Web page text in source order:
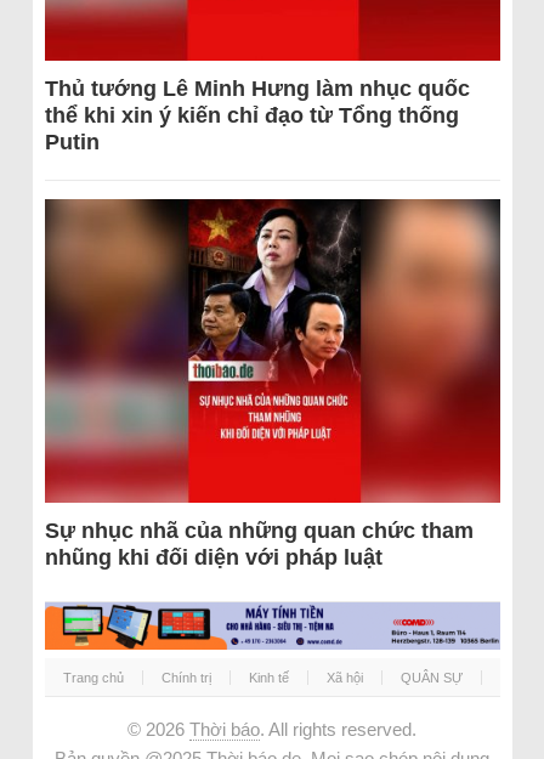
Thủ tướng Lê Minh Hưng làm nhục quốc
thể khi xin ý kiến chỉ đạo từ Tổng thống
Putin
Sự nhục nhã của những quan chức tham
nhũng khi đối diện với pháp luật
Trang chủ Chính trị Kinh tế Xã hội QUÂN SỰ
© 2026 Thời báo. All rights reserved.